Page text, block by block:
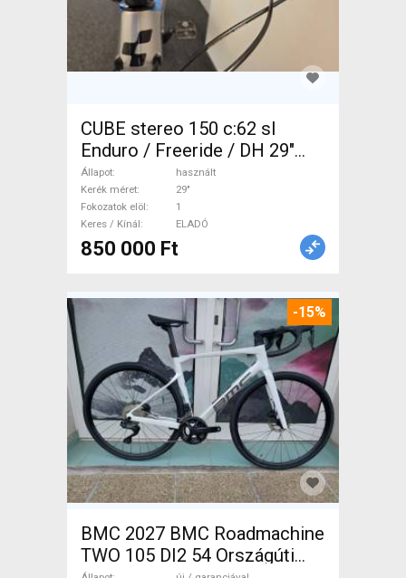
CUBE stereo 150 c:62 sl
Enduro / Freeride / DH 29"
használt ELADÓ
Állapot
használt
Kerék méret
29"
Fokozatok elöl
1
Keres / Kínál
ELADÓ
850 000 Ft
-15%
BMC 2027 BMC Roadmachine
TWO 105 DI2 54 Országúti